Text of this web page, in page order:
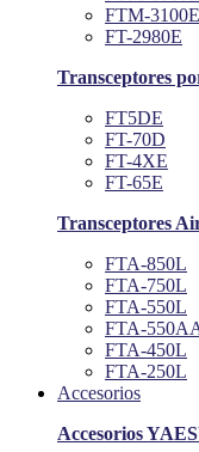
FTM-3100E
FT-2980E
Transceptores
FT5DE
FT-70D
FT-4XE
FT-65E
Transceptores
FTA-850L
FTA-750L
FTA-550L
FTA-
FTA-450L
FTA-250L
Accesorios
Accesorios